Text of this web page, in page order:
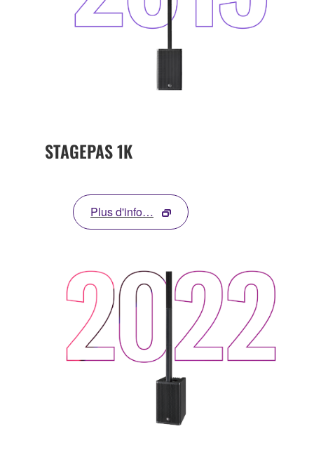
STAGEPAS 1K
Plus d'info…